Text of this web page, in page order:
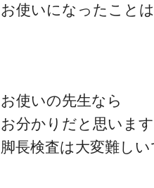
お使いになったこと
お使いの先生なら
お分かりだと思います
脚長検査は大変難しい